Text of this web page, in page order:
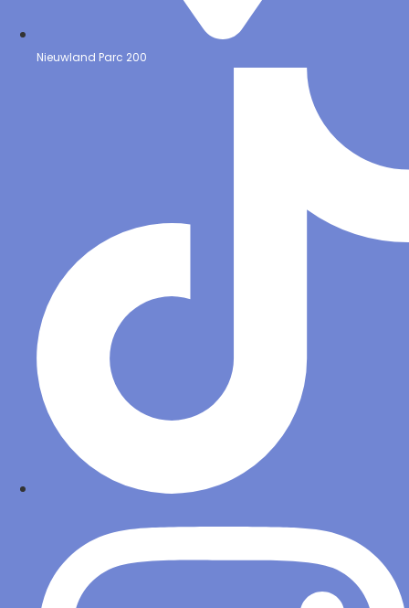
Nieuwland Parc 200